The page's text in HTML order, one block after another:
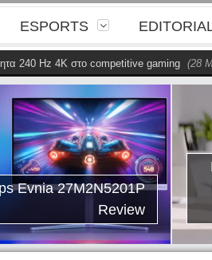
ESPORTS
240 Hz 4K στο competitive gaming (28
Evnia 27M2N5201P
Review